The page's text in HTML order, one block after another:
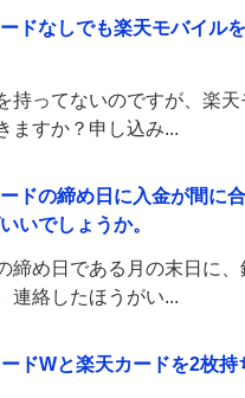
ドなしでも楽天モバイル
持ってないのですが、楽
ますか？申し込み...
ドの締め日に入金が間に
いでしょうか。
締め日である月の末日に
連絡したほうがい...
ドWと楽天カードを2枚持